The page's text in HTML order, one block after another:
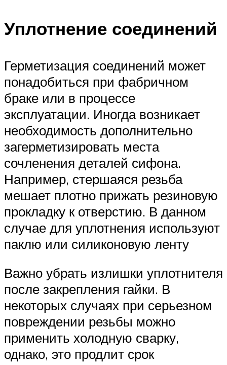
Уплотнение соединений
Герметизация соединений может
понадобиться при фабричном
браке или в процессе
эксплуатации. Иногда возникает
необходимость дополнительно
загерметизировать места
сочленения деталей сифона.
Например, стершаяся резьба
мешает плотно прижать резиновую
прокладку к отверстию. В данном
случае для уплотнения используют
паклю или силиконовую ленту
Важно убрать излишки уплотнителя
после закрепления гайки. В
некоторых случаях при серьезном
повреждении резьбы можно
применить холодную сварку,
однако, это продлит срок